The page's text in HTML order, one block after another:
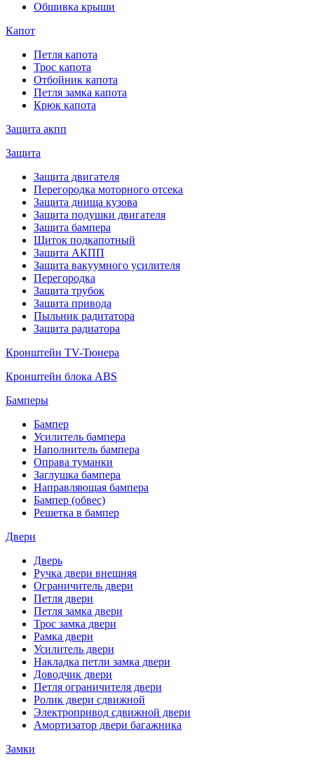
Обшивка крыши
Капот
Петля капота
Трос капота
Отбойник капота
Петля замка капота
Крюк капота
Защита акпп
Защита
Защита двигателя
Перегородка моторного отсека
Защита днища кузова
Защита подушки двигателя
Защита бампера
Щиток подкапотный
Защита АКПП
Защита вакуумного усилителя
Перегородка
Защита трубок
Защита привода
Пыльник радитатора
Защита радиатора
Кронштейн TV-Тюнера
Кронштейн блока ABS
Бамперы
Бампер
Усилитель бампера
Наполнитель бампера
Оправа туманки
Заглушка бампера
Направляющая бампера
Бампер (обвес)
Решетка в бампер
Двери
Дверь
Ручка двери внешняя
Ограничитель двери
Петля двери
Петля замка двери
Трос замка двери
Рамка двери
Усилитель двери
Накладка петли замка двери
Доводчик двери
Петля ограничителя двери
Ролик двери сдвижной
Электропривод сдвижной двери
Амортизатор двери багажника
Замки